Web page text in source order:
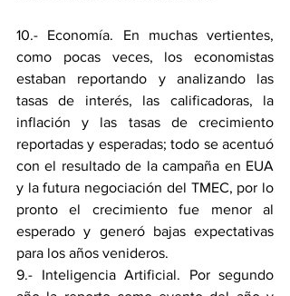
10.- Economía. En muchas vertientes,
como pocas veces, los economistas
estaban reportando y analizando las
tasas de interés, las calificadoras, la
inflación y las tasas de crecimiento
reportadas y esperadas; todo se acentuó
con el resultado de la campaña en EUA
y la futura negociación del TMEC, por lo
pronto el crecimiento fue menor al
esperado y generó bajas expectativas
para los años venideros.
9.- Inteligencia Artificial. Por segundo